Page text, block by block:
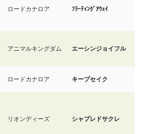
ロードカナロア ﾌﾗｰﾃｨﾝｸﾞｱｳｪｲ
アニマルキングダム エーシンジョイフル
ロードカナロア キープセイク
リオンディーズ シャプレドサクレ